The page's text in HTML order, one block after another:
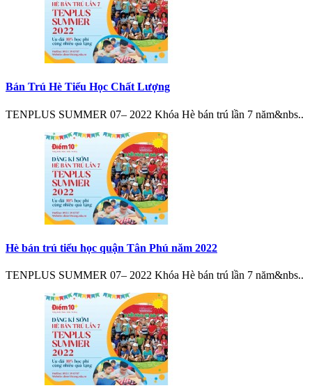
Bán Trú Hè Tiểu Học Chất Lượng
TENPLUS SUMMER 07– 2022 Khóa Hè bán trú lần 7 năm&nbs..
Hè bán trú tiểu học quận Tân Phú năm 2022
TENPLUS SUMMER 07– 2022 Khóa Hè bán trú lần 7 năm&nbs..